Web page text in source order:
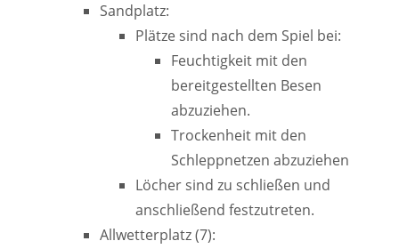
Sandplatz:
Plätze sind nach dem Spiel bei:
Feuchtigkeit mit den
bereitgestellten Besen
abzuziehen.
Trockenheit mit den
Schleppnetzen abzuziehen
Löcher sind zu schließen und
anschließend festzutreten.
Allwetterplatz (7):